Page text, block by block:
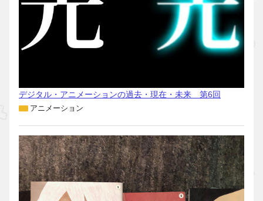
デジタル・アニメーションの過去・現在・未来 第6回
アニメーション